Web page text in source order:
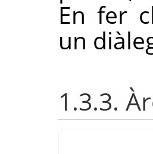
En fer
un
1.3.3.